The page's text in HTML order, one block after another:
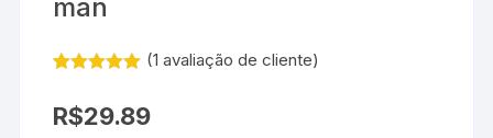
man
como
de 5, com
(1 avaliação de cliente)
R$29.89